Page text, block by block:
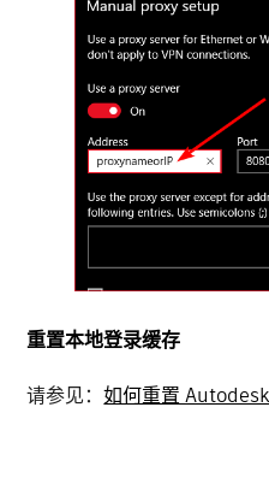
重置本地登录缓存
请参见：如何重置